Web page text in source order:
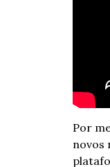
Por
novos